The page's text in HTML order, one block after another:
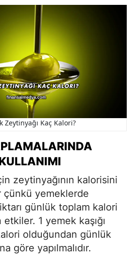
Zeytinyağı Kaç Kalori?
zeytinyağının kalorisini
çünkü yemeklerde
günlük toplam kalori
etkiler. 1 yemek kaşığı
olduğundan günlük
göre yapılmalıdır.